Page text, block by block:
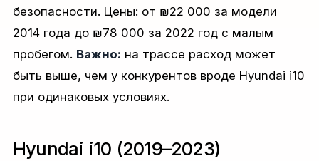
безопасности. Цены: от ₪22 000 за модели
2014 года до ₪78 000 за 2022 год с малым
пробегом. Важно: на трассе расход может
быть выше, чем у конкурентов вроде Hyundai i10
при одинаковых условиях.
Hyundai i10 (2019–2023)